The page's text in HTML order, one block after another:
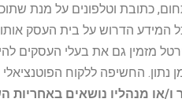
כתובת וטלפונים על מנת
המידע הדרוש על בית העסק
מזמין גם את בעלי העסקים
נתון. החשיפה ללקוח
ו/או מנהליו נושאים באחריות